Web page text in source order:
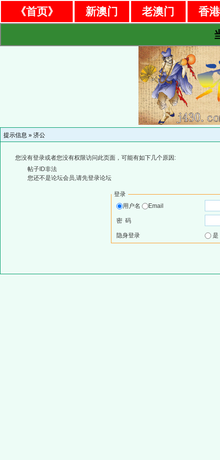
《首页》 新澳门 老澳门
香
提示信息 » 济公
您没有登录或者您没有权限访问此页面，可能有如下几个原因:
帖子ID非法
您还不是论坛会员,请先登录论坛
登录
用户名
Email
密 码
隐身登录